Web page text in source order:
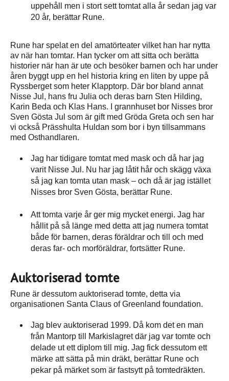
uppehåll men i stort sett tomtat alla år sedan jag var
20 år, berättar Rune.
Rune har spelat en del amatörteater vilket han har nytta
av när han tomtar. Han tycker om att sitta och berätta
historier när han är ute och besöker barnen och har under
åren byggt upp en hel historia kring en liten by uppe på
Ryssberget som heter Klapptorp. Där bor bland annat
Nisse Jul, hans fru Julia och deras barn Sten Hilding,
Karin Beda och Klas Hans. I grannhuset bor Nisses bror
Sven Gösta Jul som är gift med Gröda Greta och sen har
vi också Prässhulta Huldan som bor i byn tillsammans
med Osthandlaren.
Jag har tidigare tomtat med mask och då har jag
varit Nisse Jul. Nu har jag låtit hår och skägg växa
så jag kan tomta utan mask – och då är jag istället
Nisses bror Sven Gösta, berättar Rune.
Att tomta varje år ger mig mycket energi. Jag har
hållit på så länge med detta att jag numera tomtat
både för barnen, deras föräldrar och till och med
deras far- och morföräldrar, fortsätter Rune.
Auktoriserad tomte
Rune är dessutom auktoriserad tomte, detta via
organisationen Santa Claus of Greenland foundation.
Jag blev auktoriserad 1999. Då kom det en man
från Mantorp till Markislagret där jag var tomte och
delade ut ett diplom till mig. Jag fick dessutom ett
märke att sätta på min dräkt, berättar Rune och
pekar på märket som är fastsytt på tomtedräkten.